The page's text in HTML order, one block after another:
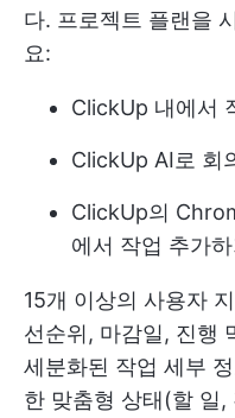
다. 프로젝트 플랜을
요:
ClickUp 내에서
ClickUp AI로 회
ClickUp의
에서 작업 추가하
15개 이상의 사용자
선순위, 마감일, 진행
세분화된 작업 세부
한 맞춤형 상태(할 일